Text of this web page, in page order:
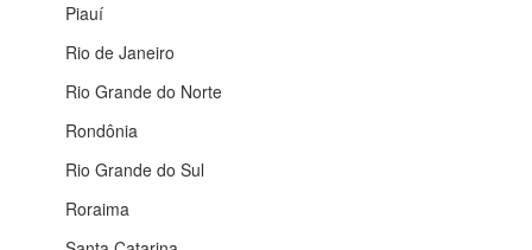
Piauí
Rio de Janeiro
Rio Grande do Norte
Rondônia
Rio Grande do Sul
Roraima